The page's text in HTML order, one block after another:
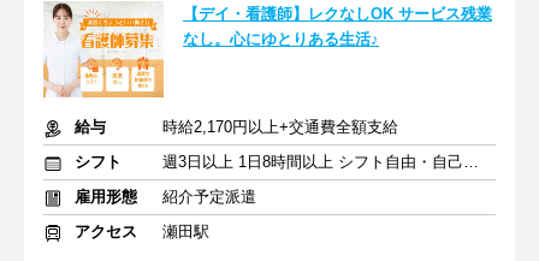
【デイ・看護師】レクなしOK サービス残業
なし。心にゆとりある生活♪
給与
時給2,170円以上+交通費全額支給
シフト
週3日以上 1日8時間以上 シフト自由・自己申告
雇用形態
紹介予定派遣
アクセス
瀬田駅